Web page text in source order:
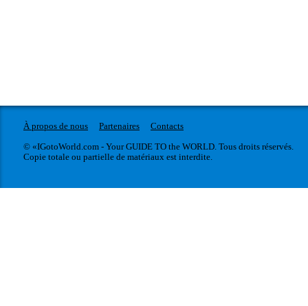
À propos de nous Partenaires
Contacts
© «IGotoWorld.com - Your GUIDE TO the WORLD. Tous droits réservés.
Copie totale ou partielle de matériaux est interdite.